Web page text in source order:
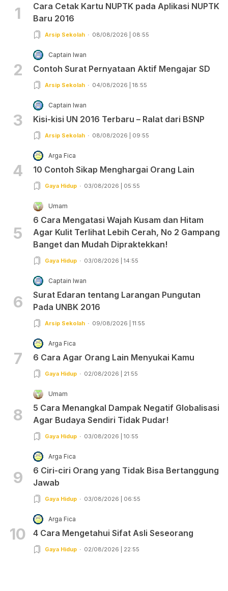
1
Cara Cetak Kartu NUPTK pada Aplikasi NUPTK
Baru 2016
Arsip Sekolah 08/08/2026 | 08:55
2
Captain Iwan
Contoh Surat Pernyataan Aktif Mengajar SD
Arsip Sekolah 04/08/2026 | 18:55
3
Captain Iwan
Kisi-kisi UN 2016 Terbaru – Ralat dari BSNP
Arsip Sekolah 08/08/2026 | 09:55
4
Arga Fica
10 Contoh Sikap Menghargai Orang Lain
Gaya Hidup 03/08/2026 | 05:55
5
Umam
6 Cara Mengatasi Wajah Kusam dan Hitam
Agar Kulit Terlihat Lebih Cerah, No 2 Gampang
Banget dan Mudah Dipraktekkan!
Gaya Hidup 03/08/2026 | 14:55
6
Captain Iwan
Surat Edaran tentang Larangan Pungutan
Pada UNBK 2016
Arsip Sekolah 09/08/2026 | 11:55
7
Arga Fica
6 Cara Agar Orang Lain Menyukai Kamu
Gaya Hidup 02/08/2026 | 21:55
8
Umam
5 Cara Menangkal Dampak Negatif Globalisasi
Agar Budaya Sendiri Tidak Pudar!
Gaya Hidup 03/08/2026 | 10:55
9
Arga Fica
6 Ciri-ciri Orang yang Tidak Bisa Bertanggung
Jawab
Gaya Hidup 03/08/2026 | 06:55
10
Arga Fica
4 Cara Mengetahui Sifat Asli Seseorang
Gaya Hidup 02/08/2026 | 22:55